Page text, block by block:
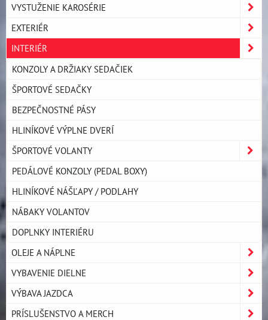
VYSTUŽENIE KAROSÉRIE
EXTERIÉR
INTERIÉR
KONZOLY A DRŽIAKY SEDAČIEK
ŠPORTOVÉ SEDAČKY
BEZPEČNOSTNÉ PÁSY
HLINÍKOVÉ VÝPLNE DVERÍ
ŠPORTOVÉ VOLANTY
PEDÁLOVÉ KONZOLY (PEDAL BOXY)
HLINÍKOVÉ NÁŠĽAPY / PODLAHY
NÁBAKY VOLANTOV
DOPLNKY INTERIÉRU
OLEJE A NÁPLNE
VYBAVENIE DIELNE
VÝBAVA JAZDCA
PRÍSLUŠENSTVO A MERCH